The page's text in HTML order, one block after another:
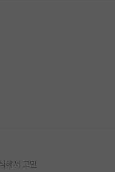
해서 고민